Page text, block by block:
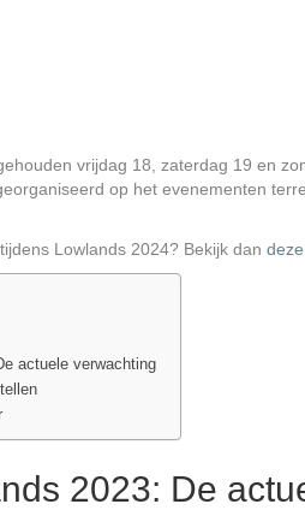
vrijdag 18, zaterdag 19 en
op het evenementen
Lowlands 2024? Bekijk dan
actuele verwachting
2023: De